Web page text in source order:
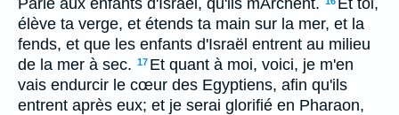
Parle aux enfants d'Israël, qu'ils mArchent.
Et toi,
élève ta verge, et étends ta main sur la mer, et la
fends, et que les enfants d'Israël entrent au milieu
de la mer à sec. 17 Et quant à moi, voici, je m'en
vais endurcir le cœur des Egyptiens, afin qu'ils
entrent après eux; et je serai glorifié en Pharaon,